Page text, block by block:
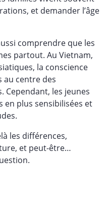
et demander l’âge
comprendre que les
partout. Au Vietnam,
la conscience
au centre des
Cependant, les jeunes
en plus sensibilisées et
les différences,
et peut-être…